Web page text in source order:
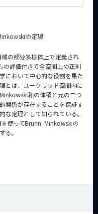
の定理
の部分多様体上で定義され
の評価付きで全空間上の正則
において中心的な役割を果た
とは、ユークリッド空間内に
和の体積と元の二つ
関係が存在することを保証す
な定理として知られている。
使ってBrunn–Minkowskiの
る。